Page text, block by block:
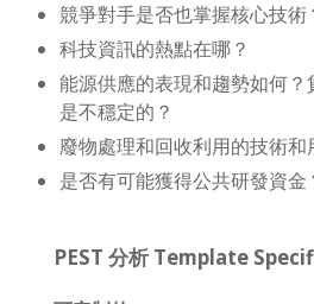
競爭對手是否也掌握核心技術
科技資訊的熱點在哪？
能源供應的表現和趨勢如何
是不穩定的？
廢物處理和回收利用的技術和
是否有可能獲得公共研發資金
PEST 分析 Template